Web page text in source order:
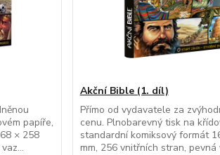
papíře,
× 258
Akční Bible (1. díl)
Přímo od vydavatele za
cenu. Plnobarevný tisk na
standardní komiksový formát
mm, 256 vnitřních stran, pevná